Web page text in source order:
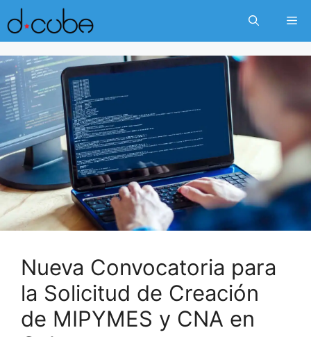
Skip
to
content
Nueva Convocatoria para
la Solicitud de Creación
de MIPYMES y CNA en